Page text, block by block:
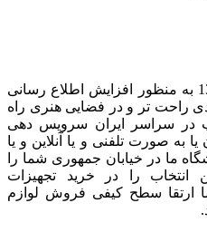
فروشگاه ایران لوپ از سال 1388 به منظور افزایش اطلاع رسانی
راحت تر و در فضایی هنری راه
در سراسر ایران سرویس دهی
به صورت تلفنی و یا آنلاین و یا
ما در خیابان جمهوری شما را
انتخاب را در خرید تجهیزات
ارتقا سطح کیفی فروش لوازم